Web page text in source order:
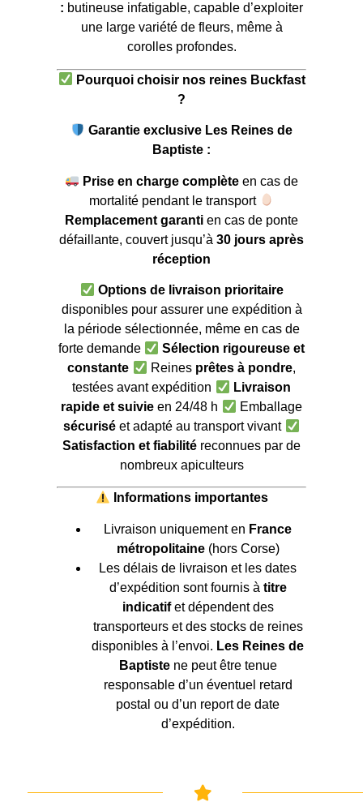
: butineuse infatigable, capable d’exploiter
une large variété de fleurs, même à
corolles profondes.
Pourquoi choisir nos reines Buckfast
?
Garantie exclusive Les Reines de
Baptiste :
Prise en charge complète en cas de
mortalité pendant le transport
Remplacement garanti en cas de ponte
défaillante, couvert jusqu’à 30 jours après
réception
Options de livraison prioritaire
disponibles pour assurer une expédition à
la période sélectionnée, même en cas de
forte demande
Sélection rigoureuse et
constante
Reines prêtes à pondre,
testées avant expédition
Livraison
rapide et suivie en 24/48 h
Emballage
sécurisé et adapté au transport vivant
Satisfaction et fiabilité reconnues par de
nombreux apiculteurs
Informations importantes
Livraison uniquement en France
métropolitaine(hors Corse)
Les délais de livraison et les dates
d’expédition sont fournis à titre
indicatifet dépendent des
transporteurs et des stocks de reines
disponibles à l’envoi. Les Reines de
Baptistene peut être tenue
responsable d’un éventuel retard
postal ou d’un report de date
d’expédition.